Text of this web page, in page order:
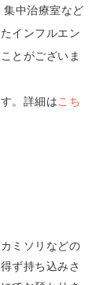
集中治療室など
インフルエン
とがございま
。詳細はこち
ミソリなどの
ず持ち込みさ